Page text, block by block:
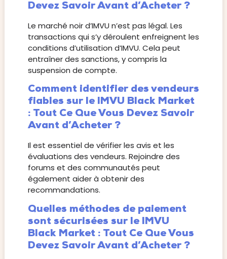
Devez Savoir Avant d’Acheter ?
Le marché noir d’IMVU n’est pas légal. Les
transactions qui s’y déroulent enfreignent les
conditions d’utilisation d’IMVU. Cela peut
entraîner des sanctions, y compris la
suspension de compte.
Comment identifier des vendeurs
fiables sur le IMVU Black Market
: Tout Ce Que Vous Devez Savoir
Avant d’Acheter ?
Il est essentiel de vérifier les avis et les
évaluations des vendeurs. Rejoindre des
forums et des communautés peut
également aider à obtenir des
recommandations.
Quelles méthodes de paiement
sont sécurisées sur le IMVU
Black Market : Tout Ce Que Vous
Devez Savoir Avant d’Acheter ?